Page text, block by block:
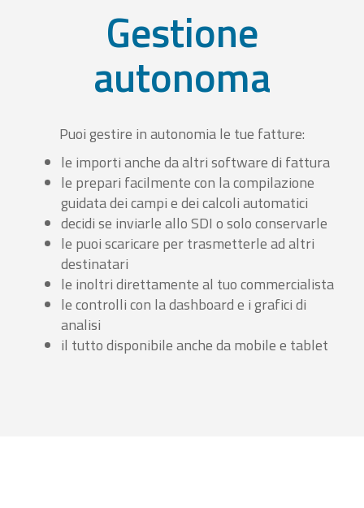
Gestione
autonoma
Puoi gestire in autonomia le tue fatture:
le importi anche da altri software di fattura
le prepari facilmente con la compilazione
guidata dei campi e dei calcoli automatici
decidi se inviarle allo SDI o solo conservarle
le puoi scaricare per trasmetterle ad altri
destinatari
le inoltri direttamente al tuo commercialista
le controlli con la dashboard e i grafici di
analisi
il tutto disponibile anche da mobile e tablet